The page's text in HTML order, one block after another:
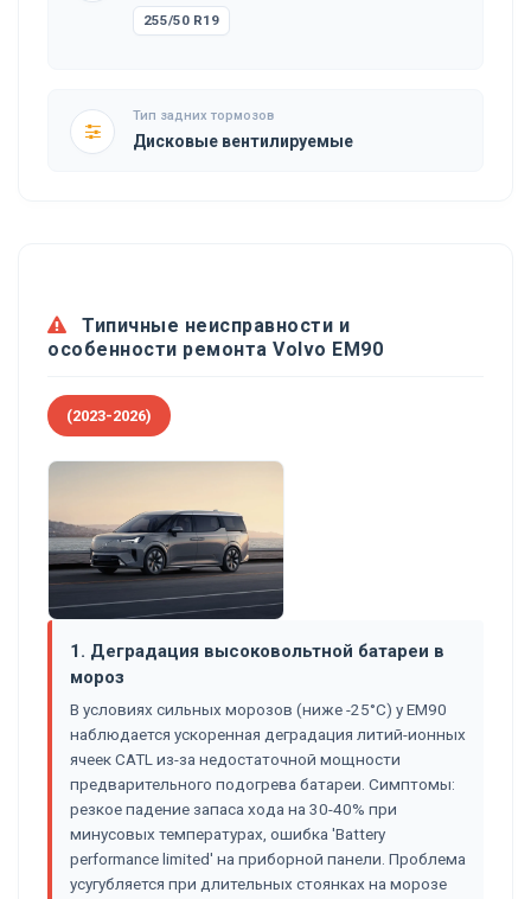
255/50 R19
Тип задних тормозов
Дисковые вентилируемые
Типичные неисправности и
особенности ремонта Volvo EM90
(2023-2026)
1. Деградация высоковольтной батареи в
мороз
В условиях сильных морозов (ниже -25°C) у EM90
наблюдается ускоренная деградация литий-ионных
ячеек CATL из-за недостаточной мощности
предварительного подогрева батареи. Симптомы:
резкое падение запаса хода на 30-40% при
минусовых температурах, ошибка 'Battery
performance limited' на приборной панели. Проблема
усугубляется при длительных стоянках на морозе